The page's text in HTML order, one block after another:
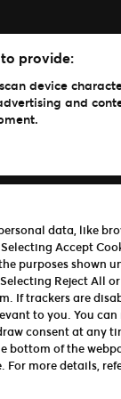
Πολιτική Cookies
provide:
device
and
data, like
Accept
purposes shown
Reject All or
If trackers are
to you. You can
consent at any
bottom of the
For more details,